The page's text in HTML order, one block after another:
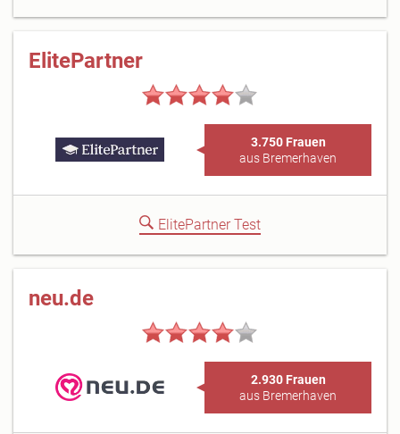
ElitePartner
3.750 Frauen
aus Bremerhaven
ElitePartner Test
neu.de
2.930 Frauen
aus Bremerhaven